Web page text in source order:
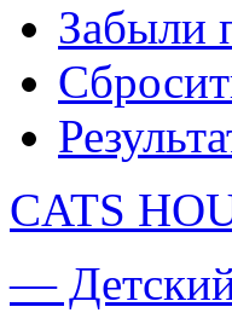
Забыли
CATS
—